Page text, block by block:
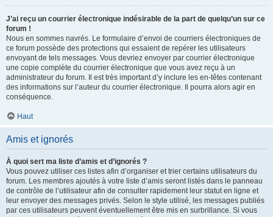
J’ai reçu un courrier électronique indésirable de la part de quelqu’un sur ce
forum !
Nous en sommes navrés. Le formulaire d’envoi de courriers électroniques de
ce forum possède des protections qui essaient de repérer les utilisateurs
envoyant de tels messages. Vous devriez envoyer par courrier électronique
une copie complète du courrier électronique que vous avez reçu à un
administrateur du forum. Il est très important d’y inclure les en-têtes contenant
des informations sur l’auteur du courrier électronique. Il pourra alors agir en
conséquence.
Haut
Amis et ignorés
À quoi sert ma liste d’amis et d’ignorés ?
Vous pouvez utiliser ces listes afin d’organiser et trier certains utilisateurs du
forum. Les membres ajoutés à votre liste d’amis seront listés dans le panneau
de contrôle de l’utilisateur afin de consulter rapidement leur statut en ligne et
leur envoyer des messages privés. Selon le style utilisé, les messages publiés
par ces utilisateurs peuvent éventuellement être mis en surbrillance. Si vous